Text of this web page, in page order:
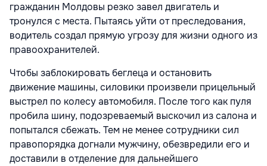
гражданин Молдовы резко завел двигатель и
тронулся с места. Пытаясь уйти от преследования,
водитель создал прямую угрозу для жизни одного из
правоохранителей.
Чтобы заблокировать беглеца и остановить
движение машины, силовики произвели прицельный
выстрел по колесу автомобиля. После того как пуля
пробила шину, подозреваемый выскочил из салона и
попытался сбежать. Тем не менее сотрудники сил
правопорядка догнали мужчину, обезвредили его и
доставили в отделение для дальнейшего